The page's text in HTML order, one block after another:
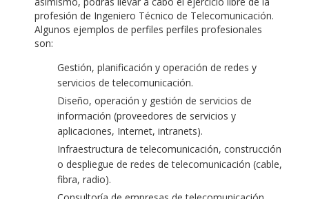
profesión de Ingeniero Técnico de Telecomunicación.
Algunos ejemplos de perfiles perfiles profesionales
son:
Gestión, planificación y operación de redes y
servicios de telecomunicación.
Diseño, operación y gestión de servicios de
información (proveedores de servicios y
aplicaciones, Internet, intranets).
Infraestructura de telecomunicación, construcción
o despliegue de redes de telecomunicación (cable,
fibra, radio).